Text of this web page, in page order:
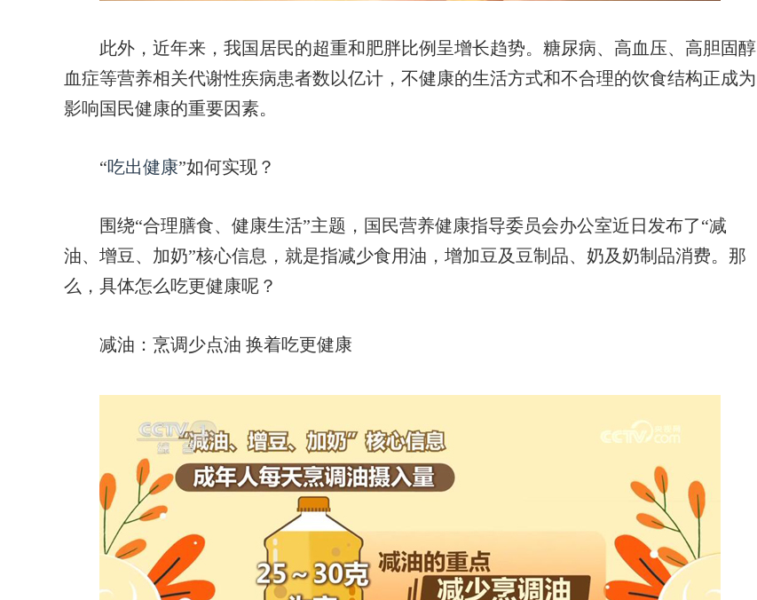
此外，近年来，我国居民的超重和肥胖比例呈增长趋势。糖尿病、高血压、高胆固醇
血症等营养相关代谢性疾病患者数以亿计，不健康的生活方式和不合理的饮食结构正成为
影响国民健康的重要因素。
“吃出健康”如何实现？
围绕“合理膳食、健康生活”主题，国民营养健康指导委员会办公室近日发布了“减
油、增豆、加奶”核心信息，就是指减少食用油，增加豆及豆制品、奶及奶制品消费。那
么，具体怎么吃更健康呢？
减油：烹调少点油 换着吃更健康